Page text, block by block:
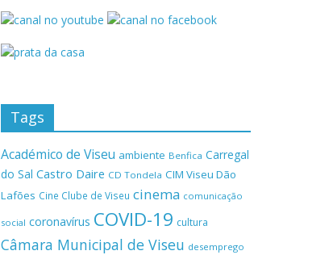
Tags
Académico de Viseu ambiente Benfica Carregal
do Sal Castro Daire CD Tondela CIM Viseu Dão
Lafões Cine Clube de Viseu cinema comunicação
social coronavírus COVID-19 cultura
Câmara Municipal de Viseu desemprego